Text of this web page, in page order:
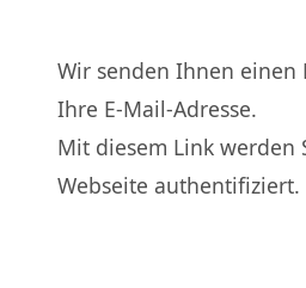
Wir senden Ihnen einen
Ihre E-Mail-Adresse.
Mit diesem Link werden
Webseite authentifiziert.